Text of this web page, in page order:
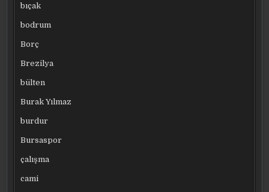
bıçak
bodrum
Borç
Brezilya
bülten
Burak Yılmaz
burdur
Bursaspor
çalışma
cami